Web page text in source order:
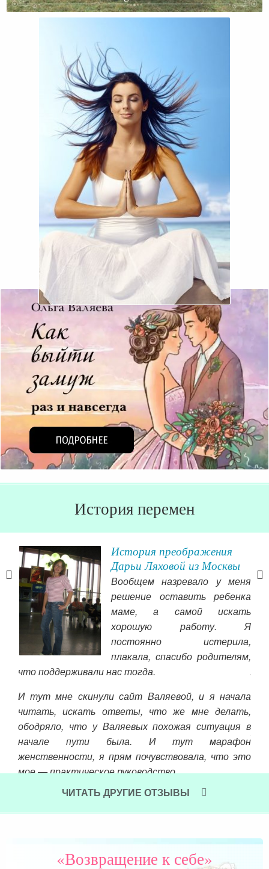
Есть Ли В Нашей Жизни Свобода?
Чтобы Быть Защищенной….
История перемен
и
История преображения
Дарьи Ляховой из Москвы
Вообщем назревало у меня
решение оставить ребенка
маме, а самой искать
хорошую работу. Я
постоянно истерила,
плакала, спасибо родителям,
что поддерживали нас тогда.
И тут мне скинули сайт Валяевой, и я начала
читать, искать ответы, что же мне делать,
ободряло, что у Валяевых похожая ситуация в
начале пути была. И тут марафон
женственности, я прям почувствовала, что это
мое — практическое руководство,
конкретные задания
ЧИТАТЬ ДРУГИЕ ОТЗЫВЫ
«Возвращение к себе»